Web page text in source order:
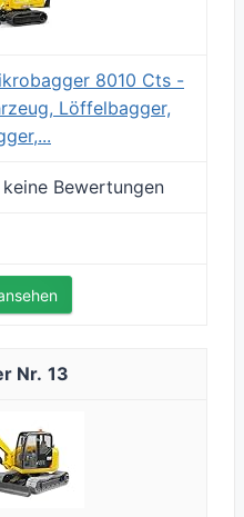
8010 Cts -
Löffelbagger,
Bewertungen
13